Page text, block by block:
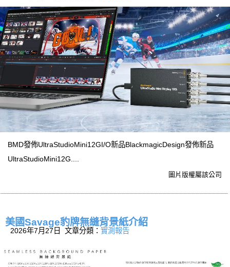
BMD發佈UltraStudioMini12GI/O新品BlackmagicDesign發佈新品
UltraStudioMini12G....
圖片版權屬該公司
美國Savage豹牌無縫背景紙介紹
2026年7月27日 文章分類： 實測報告